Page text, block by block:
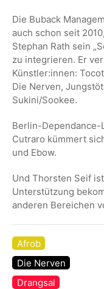
Die Buback
auch schon seit
Stephan Rath sein
zu integrieren. Er
Künstler:innen:
Die Nerven,
Sukini/Sookee.
Berlin-Dependance-
Cutraro kümmert
und Ebow.
Und Thorsten Seif
Unterstützung
anderen Bereichen
Afrob
Die Nerven
Drangsal